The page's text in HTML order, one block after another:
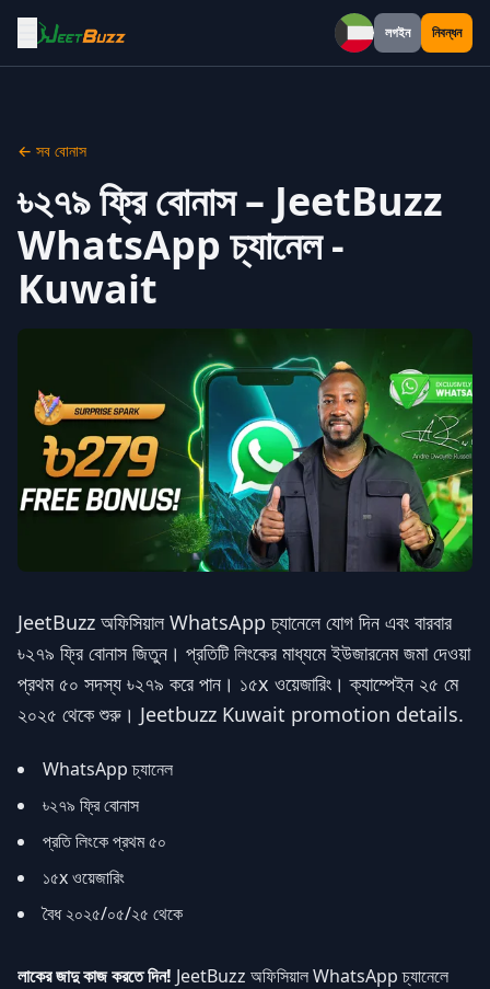
Kuwait
লগইন নিবন্ধন
← সব বোনাস
৳২৭৯ ফ্রি বোনাস – JeetBuzz
WhatsApp চ্যানেল -
Kuwait
JeetBuzz অফিসিয়াল WhatsApp চ্যানেলে যোগ দিন এবং বারবার
৳২৭৯ ফ্রি বোনাস জিতুন। প্রতিটি লিংকের মাধ্যমে ইউজারনেম জমা দেওয়া
প্রথম ৫০ সদস্য ৳২৭৯ করে পান। ১৫x ওয়েজারিং। ক্যাম্পেইন ২৫ মে
২০২৫ থেকে শুরু। Jeetbuzz Kuwait promotion details.
WhatsApp চ্যানেল
৳২৭৯ ফ্রি বোনাস
প্রতি লিংকে প্রথম ৫০
১৫x ওয়েজারিং
বৈধ ২০২৫/০৫/২৫ থেকে
লাকের জাদু কাজ করতে দিন! JeetBuzz অফিসিয়াল WhatsApp চ্যানেলে